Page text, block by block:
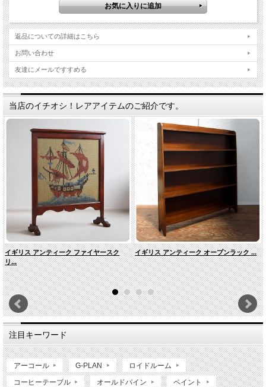
返品についての詳細はこちら
お問い合わせ
友達にメールですすめる
当店のイチオシ！レアアイテムのご紹介です。
イギリス アンティーク ファイヤースク
リ...
イギリス アンティーク オープンラック ...
注目キーワード
アーコール G-PLAN ロイドルーム
コーヒーテーブル オールドパイン ペイント